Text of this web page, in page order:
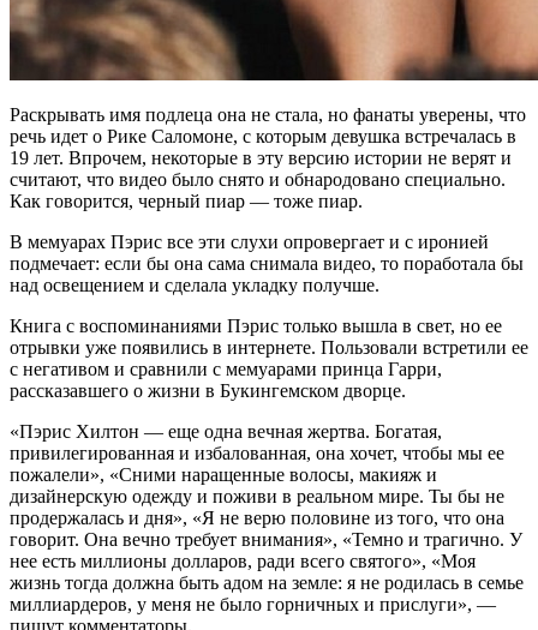
Раскрывать имя подлеца она не стала, но фанаты уверены, что
речь идет о Рике Саломоне, с которым девушка встречалась в
19 лет. Впрочем, некоторые в эту версию истории не верят и
считают, что видео было снято и обнародовано специально.
Как говорится, черный пиар — тоже пиар.
В мемуарах Пэрис все эти слухи опровергает и с иронией
подмечает: если бы она сама снимала видео, то поработала бы
над освещением и сделала укладку получше.
Книга с воспоминаниями Пэрис только вышла в свет, но ее
отрывки уже появились в интернете. Пользовали встретили ее
с негативом и сравнили с мемуарами принца Гарри,
рассказавшего о жизни в Букингемском дворце.
«Пэрис Хилтон — еще одна вечная жертва. Богатая,
привилегированная и избалованная, она хочет, чтобы мы ее
пожалели», «Сними наращенные волосы, макияж и
дизайнерскую одежду и поживи в реальном мире. Ты бы не
продержалась и дня», «Я не верю половине из того, что она
говорит. Она вечно требует внимания», «Темно и трагично. У
нее есть миллионы долларов, ради всего святого», «Моя
жизнь тогда должна быть адом на земле: я не родилась в семье
миллиардеров, у меня не было горничных и прислуги», —